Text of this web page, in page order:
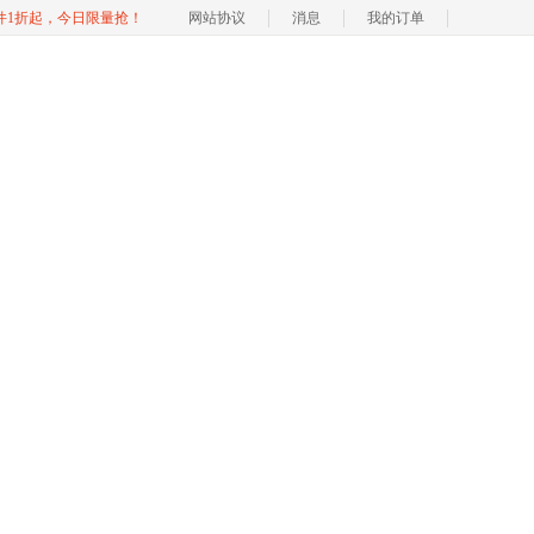
1折起，今日限量抢！ 网站协议 消息 我的订单